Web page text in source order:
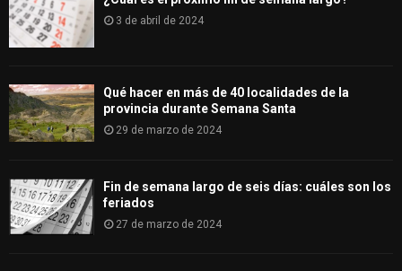
3 de abril de 2024
Qué hacer en más de 40 localidades de la
provincia durante Semana Santa
29 de marzo de 2024
Fin de semana largo de seis días: cuáles son los
feriados
27 de marzo de 2024